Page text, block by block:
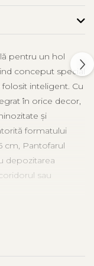
pentru un hol
conceput special
inteligent. Cu
în orice decor,
și
formatului
cm, Pantofarul
depozitarea
sau
uși rabatabile, un
adidașilor,
interior, păstrând